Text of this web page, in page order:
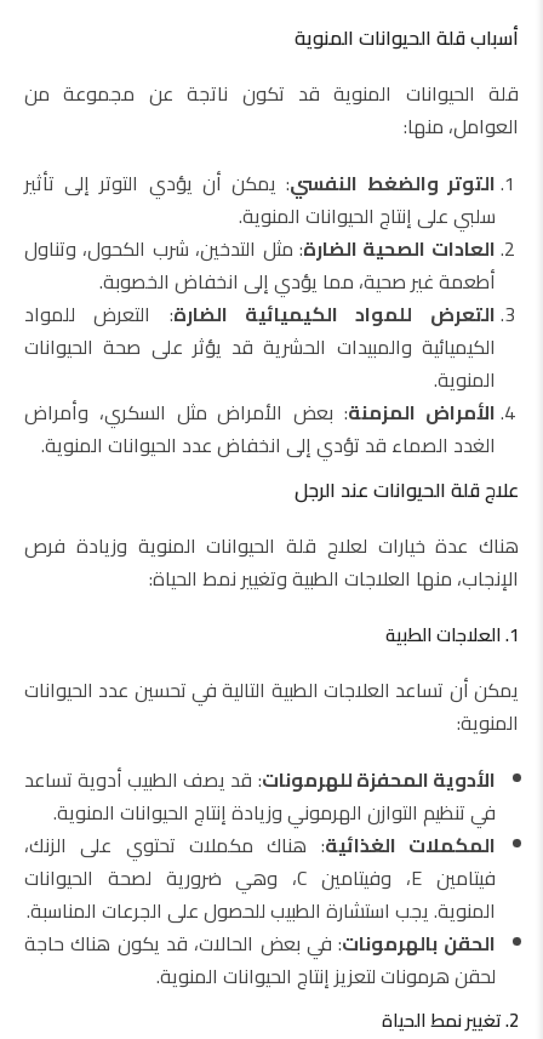
أسباب قلة الحيوانات المنوية
قلة الحيوانات المنوية قد تكون ناتجة عن مجموعة من
العوامل، منها:
التوتر والضغط النفسي: يمكن أن يؤدي التوتر إلى تأثير
سلبي على إنتاج الحيوانات المنوية.
العادات الصحية الضارة: مثل التدخين، شرب الكحول، وتناول
أطعمة غير صحية، مما يؤدي إلى انخفاض الخصوبة.
التعرض للمواد الكيميائية الضارة: التعرض للمواد
الكيميائية والمبيدات الحشرية قد يؤثر على صحة الحيوانات
المنوية.
الأمراض المزمنة: بعض الأمراض مثل السكري، وأمراض
الغدد الصماء قد تؤدي إلى انخفاض عدد الحيوانات المنوية.
علاج قلة الحيوانات عند الرجل
هناك عدة خيارات لعلاج قلة الحيوانات المنوية وزيادة فرص
الإنجاب، منها العلاجات الطبية وتغيير نمط الحياة:
1. العلاجات الطبية
يمكن أن تساعد العلاجات الطبية التالية في تحسين عدد الحيوانات
المنوية:
الأدوية المحفزة للهرمونات: قد يصف الطبيب أدوية تساعد
في تنظيم التوازن الهرموني وزيادة إنتاج الحيوانات المنوية.
المكملات الغذائية: هناك مكملات تحتوي على الزنك،
فيتامين E، وفيتامين C، وهي ضرورية لصحة الحيوانات
المنوية. يجب استشارة الطبيب للحصول على الجرعات المناسبة.
الحقن بالهرمونات: في بعض الحالات، قد يكون هناك حاجة
لحقن هرمونات لتعزيز إنتاج الحيوانات المنوية.
2. تغيير نمط الحياة